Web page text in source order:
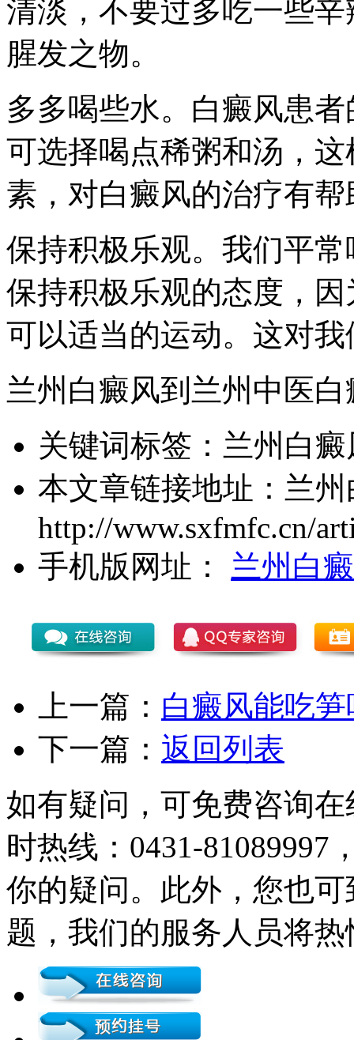
清淡，不要过多吃一些
腥发之物。
多多喝些水。白癜风患
可选择喝点稀粥和汤，
素，对白癜风的治疗有帮
保持积极乐观。我们平
保持积极乐观的态度，
可以适当的运动。这对
兰州白癜风到兰州中医
关键词标签： 兰州白
本文章链接地址： 兰
http://www.sxfmfc.cn/
手机版网址：
兰州白
上一篇： 白癜风能吃笋
下一篇： 返回列表
如有疑问，可免费咨询
时热线：0431-81089997
你的疑问。此外，您也
题，我们的服务人员将